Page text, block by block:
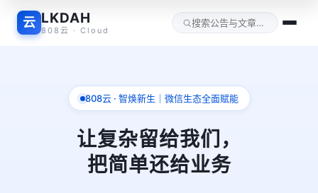
云 LKDAH
808云 · Cloud
808云 · 智焕新生｜微信生态全面赋能
让复杂留给我们，
把简单还给业务